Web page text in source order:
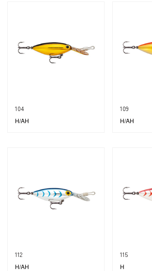
104
H/AH
109
H/AH
112
H/AH
115
H